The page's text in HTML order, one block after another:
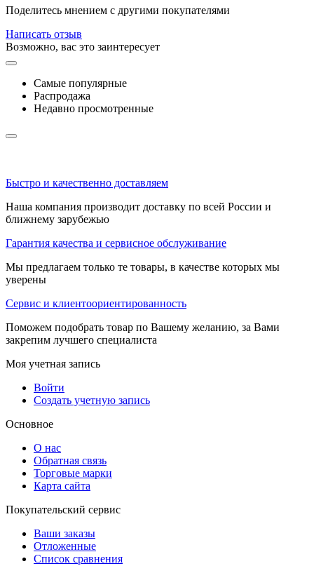
Поделитесь мнением с другими покупателями
Написать отзыв
Возможно, вас это заинтересует
Самые популярные
Распродажа
Недавно просмотренные
Быстро и качественно доставляем
Наша компания производит доставку по всей России и
ближнему зарубежью
Гарантия качества и сервисное обслуживание
Мы предлагаем только те товары, в качестве которых мы
уверены
Сервис и клиентоориентированность
Поможем подобрать товар по Вашему желанию, за Вами
закрепим лучшего специалиста
Моя учетная запись
Войти
Создать учетную запись
Основное
О нас
Обратная связь
Торговые марки
Карта сайта
Покупательский сервис
Ваши заказы
Отложенные
Список сравнения